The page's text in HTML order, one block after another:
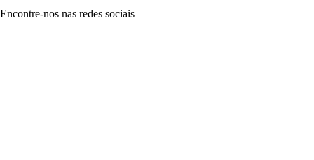
Encontre-nos nas redes sociais